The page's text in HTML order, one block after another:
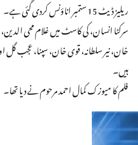
ریلیز ڈیٹ 15 ستمبر اناؤنس کردی گئی ہے۔
سرکٹا انسان، کی کاسٹ میں غلام محی
خان، نیر سلطانہ، قوی خان، سپنا، عجب گل
ہیں۔
فلم کا میوزک کمال احمد مرحوم نے دیا تھا۔